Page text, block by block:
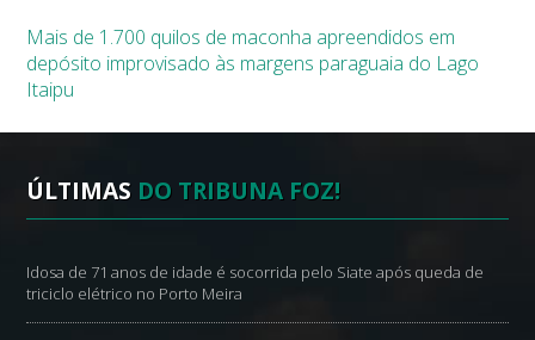
Mais de 1.700 quilos de maconha apreendidos em
depósito improvisado às margens paraguaia do Lago
Itaipu
ÚLTIMAS DO TRIBUNA FOZ!
Idosa de 71 anos de idade é socorrida pelo Siate após queda de
triciclo elétrico no Porto Meira